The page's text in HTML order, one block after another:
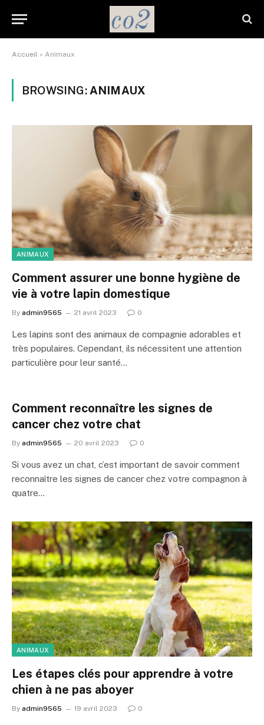
Accueil » Animaux
BROWSING: ANIMAUX
ANIMAUX
Comment assurer une bonne hygiène de
vie à votre lapin domestique
By admin9565 21 avril 2023 0
Les lapins sont des animaux de compagnie adorables et
très populaires. Cependant, ils nécessitent une attention
particulière pour leur santé…
Comment reconnaître les signes de
cancer chez votre chat
By admin9565 20 avril 2023 0
Si vous avez un chat, c’est important de savoir comment
reconnaître les signes de cancer chez votre compagnon à
quatre…
ANIMAUX
Les étapes clés pour apprendre à votre
chien à ne pas aboyer
By admin9565 19 avril 2023 0